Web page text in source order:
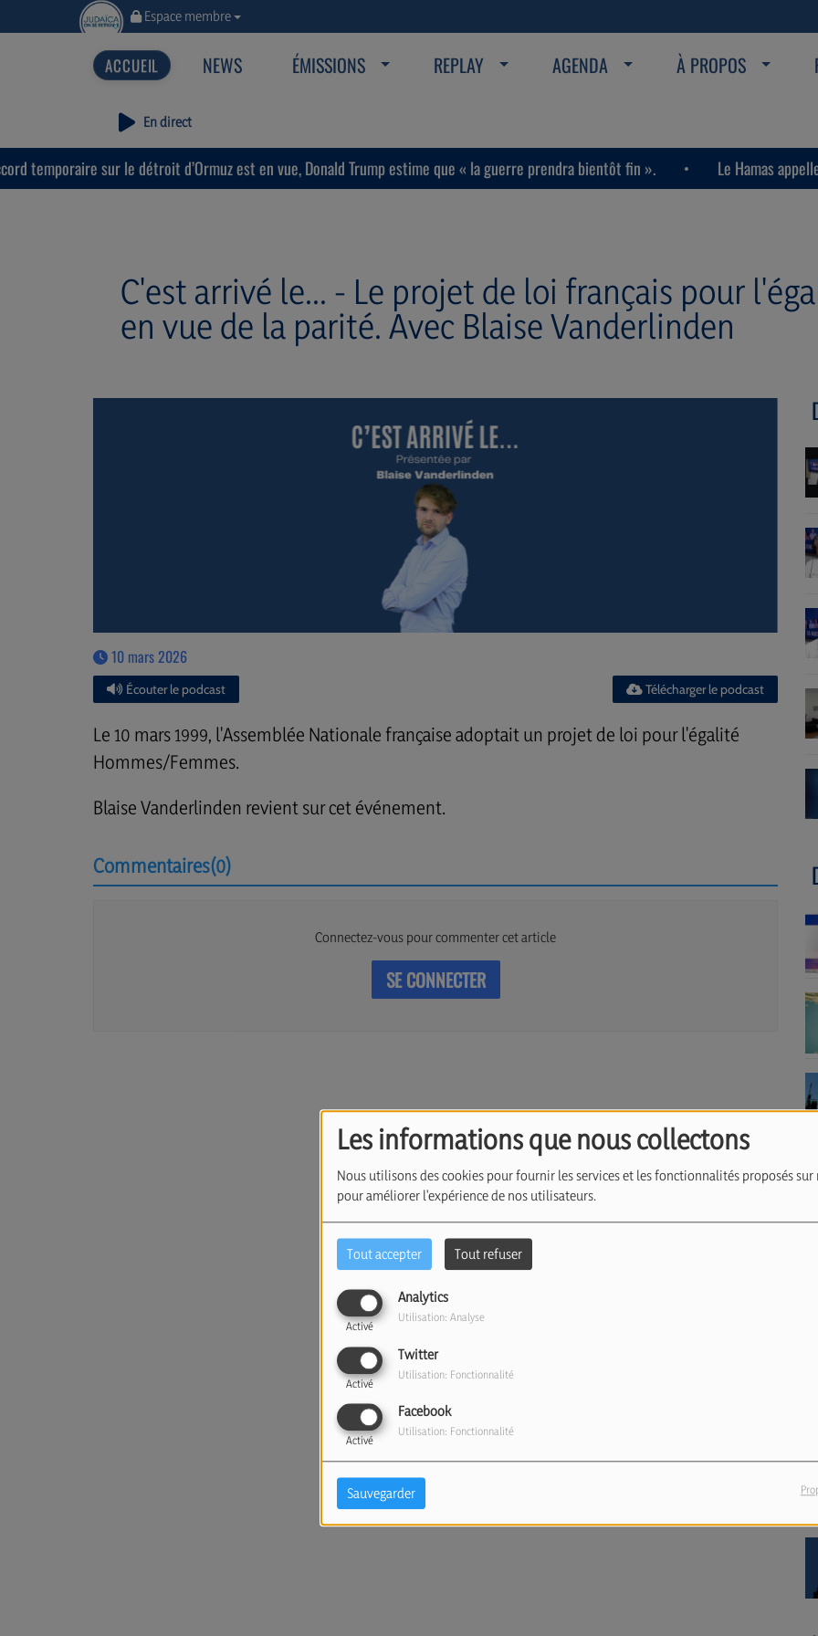
Les informations que nous collectons
Nous utilisons des cookies pour fournir les services et les fonctionnalités proposés
pour améliorer l'expérience de nos utilisateurs.
Tout accepter Tout refuser
Analytics
Activé
Utilisation: Analyse
Twitter
Activé
Utilisation: Fonctionnalité
Facebook
Activé
Utilisation: Fonctionnalité
Sauvegarder
Espace membre
NEWS ÉMISSIONS REPLAY AGENDA À PROPOS
En direct
sur le détroit d’Ormuz est en vue, Donald Trump estime que « la guerre prendra bientôt fin ». Le Hamas appelle les
C'est arrivé le... - Le projet de loi français pour
en vue de la parité. Avec Blaise Vanderlinden
10 mars 2026
Écouter le podcast Télécharger le podcast
Le 10 mars 1999, l'Assemblée Nationale française adoptait un projet de loi pour l'égalité
Hommes/Femmes.
Blaise Vanderlinden revient sur cet événement.
Commentaires(0)
Connectez-vous pour commenter cet article
SE CONNECTER